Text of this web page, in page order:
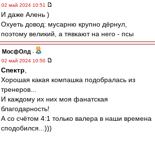
02 май 2024 10:51
И даже Алень )
Охуеть довод: мусарню крупно дёрнул,
поэтому великий, а тявкают на него - псы
МосфОлд -
02 май 2024 10:50
Спектр
Хорошая какая компашка подобралась из
тренеров...
И каждому их них моя фанатская
благодарность!
А со счётом 4:1 только валера в наши времена
сподобился...)))